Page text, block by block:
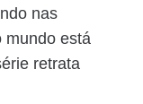
nas
mundo está
retrata